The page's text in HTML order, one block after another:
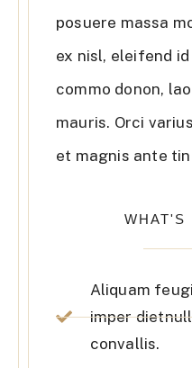
posuere massa
ex nisl, eleifend
commo donon,
mauris. Orci
et magnis ante
WHAT'S
Aliquam
imper
convallis.